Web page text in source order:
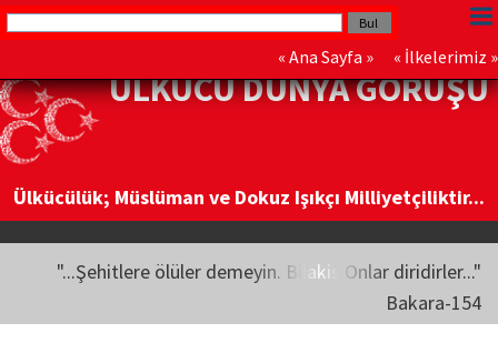
« Ana Sayfa » « İlkelerimiz »
ÜLKÜCÜ DÜNYA GÖRÜŞÜ
Ülkücülük; Müslüman ve Dokuz Işıkçı Milliyetçiliktir...
"...Şehitlere ölüler demeyin. Bilakis Onlar diridirler..."
Bakara-154